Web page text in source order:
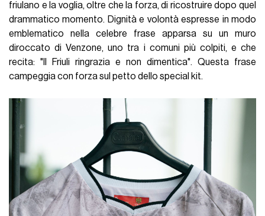
friulano e la voglia, oltre che la forza, di ricostruire dopo quel
drammatico momento. Dignità e volontà espresse in modo
emblematico nella celebre frase apparsa su un muro
diroccato di Venzone, uno tra i comuni più colpiti, e che
recita: "Il Friuli ringrazia e non dimentica". Questa frase
campeggia con forza sul petto dello special kit.